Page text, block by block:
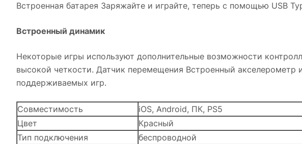
Встроенная батарея Заряжайте и играйте, теперь с помощью USB
Встроенный динамик
Некоторые игры используют дополнительные возможности
высокой четкости. Датчик перемещения Встроенный акселерометр
поддерживаемых игр.
Совместимость
iOS, Android, ПК, PS5
Цвет
Красный
Тип подключения
беспроводной